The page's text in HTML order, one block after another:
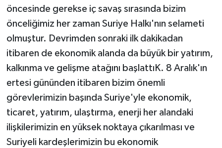
öncesinde gerekse iç savaş sırasında bizim
önceliğimiz her zaman Suriye Halkı'nın selameti
olmuştur. Devrimden sonraki ilk dakikadan
itibaren de ekonomik alanda da büyük bir yatırım,
kalkınma ve gelişme atağını başlattıK. 8 Aralık'ın
ertesi gününden itibaren bizim önemli
görevlerimizin başında Suriye'yle ekonomik,
ticaret, yatırım, ulaştırma, enerji her alandaki
ilişkilerimizin en yüksek noktaya çıkarılması ve
Suriyeli kardeşlerimizin bu ekonomik